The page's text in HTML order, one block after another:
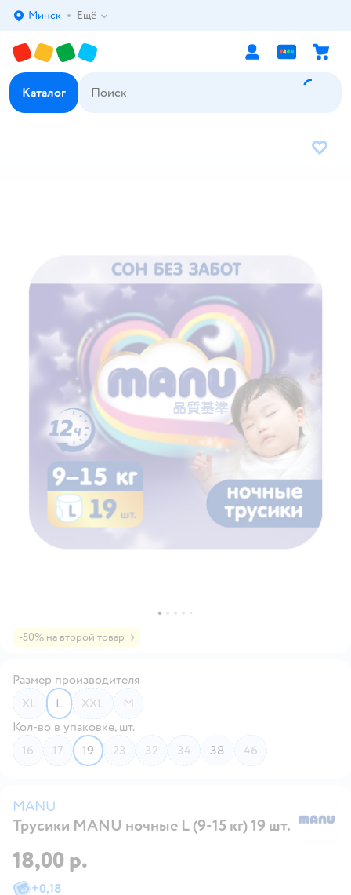
Выбор адреса доставки.
Минск Ещё
Каталог
В
-50% на второй товар
Размер производителя
XL
L XXL
M
Кол-во в упаковке, шт.
16
17 19 23 32 34 38 46
MANU
Трусики MANU ночные L (9-15 кг) 19 шт.
18,00 р.
+0,18